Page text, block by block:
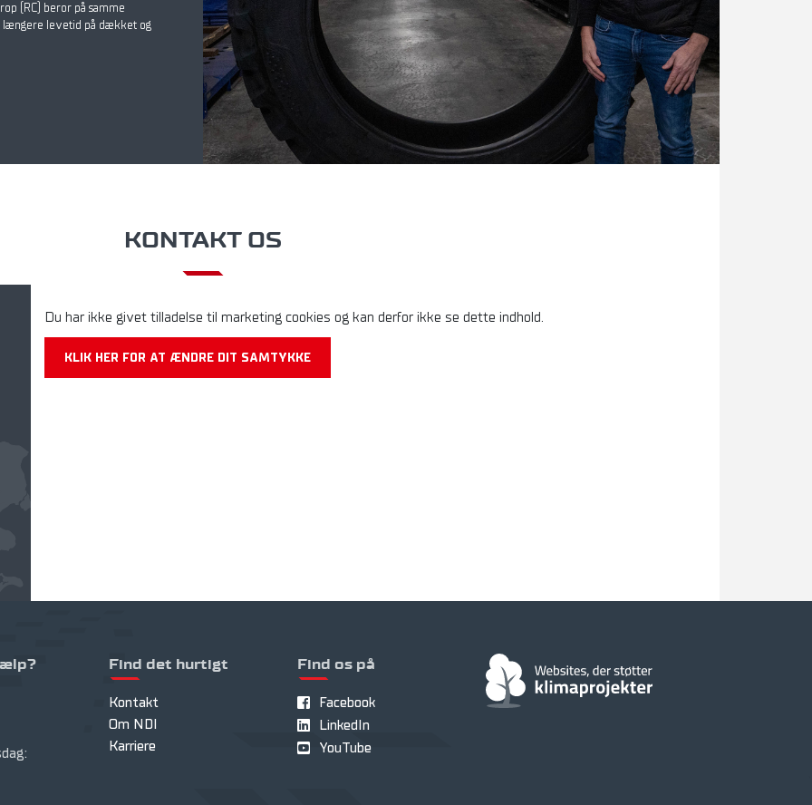
(RC) beror på samme
længere levetid på dækket og
KONTAKT OS
Du har ikke givet tilladelse til marketing cookies og kan derfor ikke se dette indhold.
KLIK HER FOR AT ÆNDRE DIT SAMTYKKE
Find det hurtigt
Kontakt
Om NDI
Karriere
Find os på
Facebook
LinkedIn
YouTube